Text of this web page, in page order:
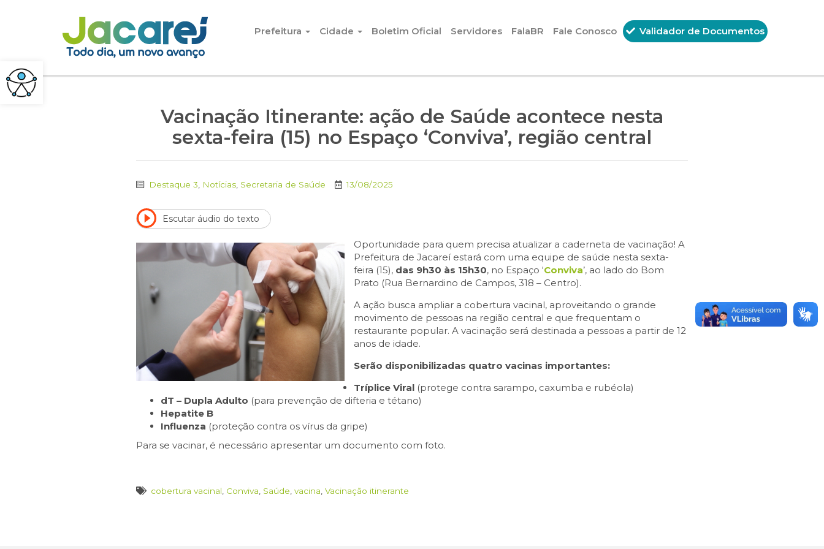
Pular para o conteúdo
Prefeitura
Cidade Boletim Oficial Servidores FalaBR Fale Conosco Validador de Documentos
Vacinação Itinerante: ação de Saúde acontece nesta
sexta-feira (15) no Espaço ‘Conviva’, região central
Destaque 3 Notícias Secretaria de Saúde 13/08/2025
Escutar áudio do texto
Oportunidade para quem precisa atualizar a caderneta de vacinação! A
Prefeitura de Jacareí estará com uma equipe de saúde nesta sexta-
feira (15), das 9h30 às 15h30, no Espaço ‘Conviva’, ao lado do Bom
Prato (Rua Bernardino de Campos, 318 – Centro).
A ação busca ampliar a cobertura vacinal, aproveitando o grande
movimento de pessoas na região central e que frequentam o
restaurante popular. A vacinação será destinada a pessoas a partir de 12
anos de idade.
Serão disponibilizadas quatro vacinas importantes:
Tríplice Viral (protege contra sarampo, caxumba e rubéola)
dT – Dupla Adulto (para prevenção de difteria e tétano)
Hepatite B
Influenza (proteção contra os vírus da gripe)
Para se vacinar, é necessário apresentar um documento com foto.
cobertura vacinal Conviva Saúde vacina Vacinação itinerante